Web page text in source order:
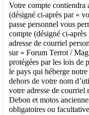
Votre compte
(désigné ci-après par «
passe personnel vous
compte (désigné ci-
adresse de courriel
sur « Forum Terrot /
protégées par les lois de
le pays qui héberge
dehors de votre nom
votre adresse de
Debon et motos
obligatoires ou